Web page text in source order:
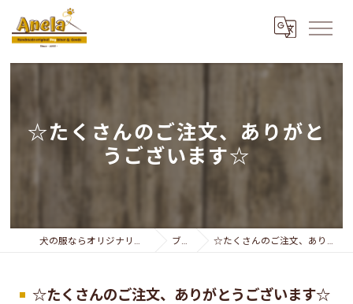
☆たくさんのご注文、ありがと
うございます☆
犬の服ならオリジナリティー溢れるAnela ブログ ☆たくさんのご注文、ありがとうございます☆
☆たくさんのご注文、ありがとうございます☆